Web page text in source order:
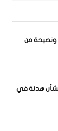
ونصيحة من
هدنة في